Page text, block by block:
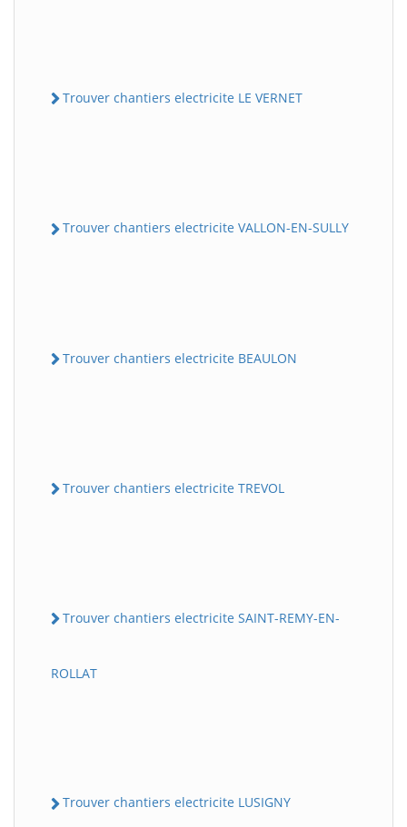
Trouver chantiers electricite LE VERNET
Trouver chantiers electricite VALLON-EN-SULLY
Trouver chantiers electricite BEAULON
Trouver chantiers electricite TREVOL
Trouver chantiers electricite SAINT-REMY-EN-
ROLLAT
Trouver chantiers electricite LUSIGNY